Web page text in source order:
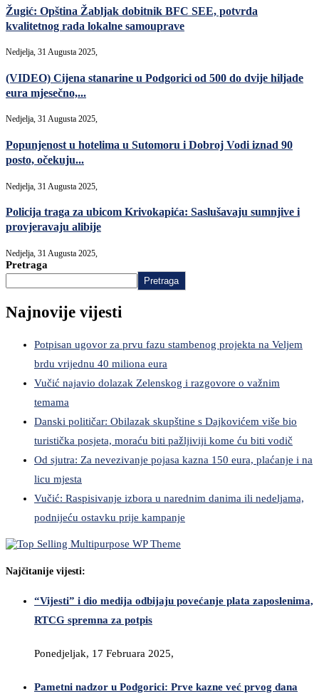
Žugić: Opština Žabljak dobitnik BFC SEE, potvrda
kvalitetnog rada lokalne samouprave
Nedjelja, 31 Augusta 2025,
(VIDEO) Cijena stanarine u Podgorici od 500 do dvije hiljade
eura mjesečno,...
Nedjelja, 31 Augusta 2025,
Popunjenost u hotelima u Sutomoru i Dobroj Vodi iznad 90
posto, očekuju...
Nedjelja, 31 Augusta 2025,
Policija traga za ubicom Krivokapića: Saslušavaju sumnjive i
provjeravaju alibije
Nedjelja, 31 Augusta 2025,
Pretraga
Pretraga
Najnovije vijesti
Potpisan ugovor za prvu fazu stambenog projekta na Veljem
brdu vrijednu 40 miliona eura
Vučić najavio dolazak Zelenskog i razgovore o važnim
temama
Danski političar: Obilazak skupštine s Dajkovićem više bio
turistička posjeta, moraću biti pažljiviji kome ću biti vodič
Od sjutra: Za nevezivanje pojasa kazna 150 eura, plaćanje i na
licu mjesta
Vučić: Raspisivanje izbora u narednim danima ili nedeljama,
podnijeću ostavku prije kampanje
Najčitanije vijesti:
“Vijesti” i dio medija odbijaju povećanje plata zaposlenima,
RTCG spremna za potpis
Ponedjeljak, 17 Februara 2025,
Pametni nadzor u Podgorici: Prve kazne već prvog dana